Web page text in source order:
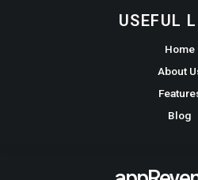
USEFUL
Home
About
Blog